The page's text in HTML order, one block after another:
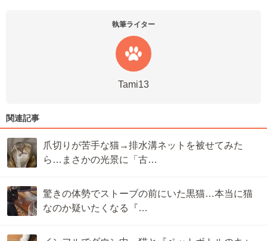
執筆ライター
Tami13
関連記事
爪切りが苦手な猫→排水溝ネットを被せてみた
ら…まさかの光景に「古…
驚きの体勢でストーブの前にいた黒猫…本当に猫
なのか疑いたくなる『…